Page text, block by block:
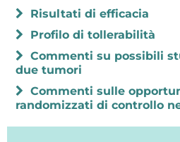
Risultati di efficacia
Profilo di tollerabilità
Commenti su possibili
due tumori
Commenti sulle
randomizzati di controllo